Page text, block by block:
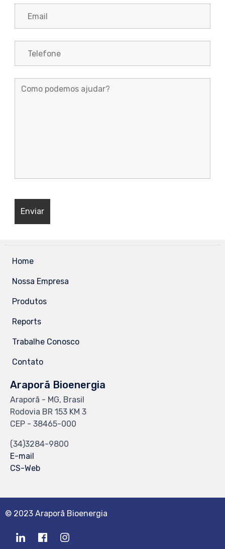
Home
Nossa Empresa
Produtos
Reports
Trabalhe Conosco
Contato
Araporã Bioenergia
Araporã - MG, Brasil
Rodovia BR 153 KM 3
CEP - 38465-000
(34)3284-9800
E-mail
CS-Web
© 2023 Araporã Bioenergia